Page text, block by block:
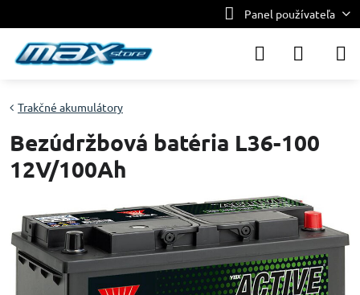
Panel používateľa
Trakčné akumulátory
Bezúdržbová batéria L36-100
12V/100Ah